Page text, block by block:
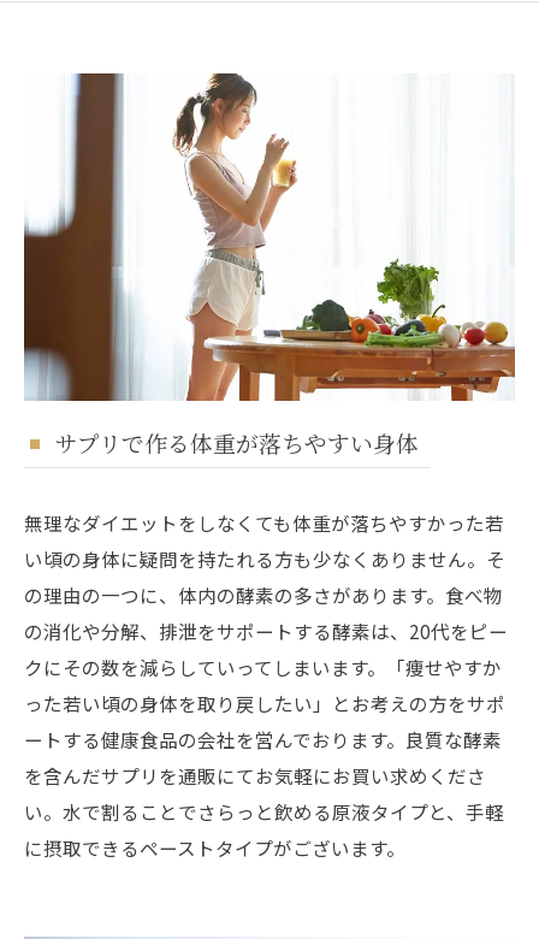
サプリで作る体重が落ちやすい身体
無理なダイエットをしなくても体重が落ちやすかった若
い頃の身体に疑問を持たれる方も少なくありません。そ
の理由の一つに、体内の酵素の多さがあります。食べ物
の消化や分解、排泄をサポートする酵素は、20代をピー
クにその数を減らしていってしまいます。「痩せやすか
った若い頃の身体を取り戻したい」とお考えの方をサポ
ートする健康食品の会社を営んでおります。良質な酵素
を含んだサプリを通販にてお気軽にお買い求めくださ
い。水で割ることでさらっと飲める原液タイプと、手軽
に摂取できるペーストタイプがございます。